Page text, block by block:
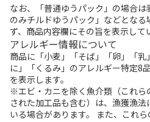
なお、「普通ゆうパック」の場合
のみチルドゆうパック」などとな
ず、商品内容欄にその旨を表示して
アレルギー情報について
商品に「小麦」「そば」「卵」「
に」「くるみ」のアレルギー特定8
を表示します。
※エビ・カニを除く魚介類（これら
された加工品も含む）は、漁獲漁
いる場合があります。 また、これ